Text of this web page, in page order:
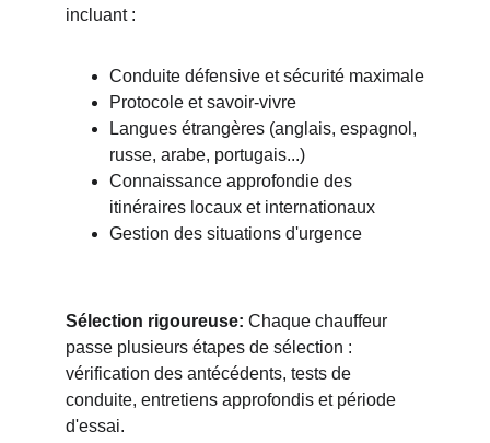
incluant :
Conduite défensive et sécurité maximale
Protocole et savoir-vivre
Langues étrangères (anglais, espagnol,
russe, arabe, portugais...)
Connaissance approfondie des
itinéraires locaux et internationaux
Gestion des situations d'urgence
Sélection rigoureuse: Chaque chauffeur
passe plusieurs étapes de sélection :
vérification des antécédents, tests de
conduite, entretiens approfondis et période
d'essai.